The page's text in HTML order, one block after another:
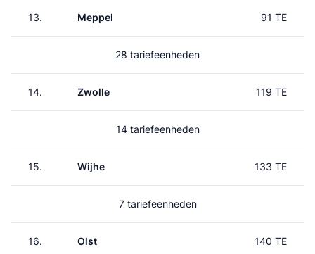
13. Meppel 91 TE
28 tariefeenheden
14. Zwolle 119 TE
14 tariefeenheden
15. Wijhe 133 TE
7 tariefeenheden
16. Olst 140 TE